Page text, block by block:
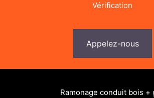
Vérification
Appelez-nous
Ramonage conduit bois +